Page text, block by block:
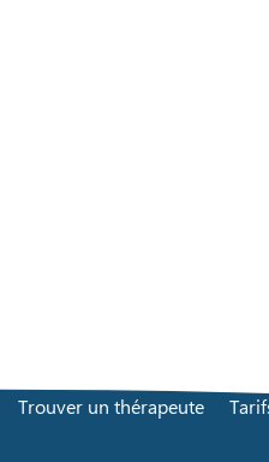
Trouver un thérapeute